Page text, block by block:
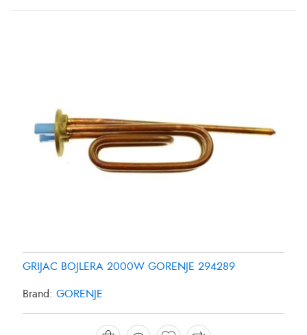
GRIJAC BOJLERA 2000W GORENJE 294289
Brand: GORENJE
GRIJAC FRIZIDERA SAMSUNG DA9600013Y
Brand: SAMSUNG
GRIJAC FRIZIDERA SAMSUNG DA96-00280K
Brand: SAMSUNG